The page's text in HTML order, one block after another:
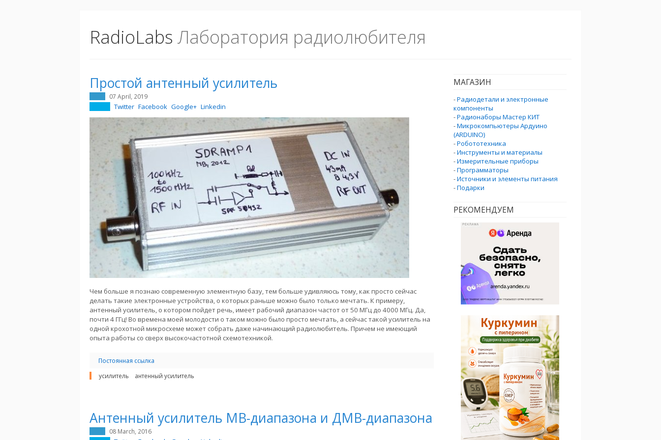
RadioLabs Лаборатория радиолюбителя
МАГАЗИН
-Радиодетали и электронные
компоненты
-Радионаборы Мастер КИТ
-Микрокомпьютеры Ардуино
(ARDUINO)
-Робототехника
-Инструменты и материалы
-Измерительные приборы
-Программаторы
-Источники и элементы питания
-Подарки
РЕКОМЕНДУЕМ
Простой антенный усилитель
07 April, 2019
Twitter Facebook Google+ Linkedin
Чем больше я познаю современную элементную базу, тем больше удивляюсь тому, как просто сейчас
делать такие электронные устройства, о которых раньше можно было только мечтать. К примеру,
антенный усилитель, о котором пойдет речь, имеет рабочий диапазон частот от 50 МГц до 4000 МГц. Да,
почти 4 ГГц! Во времена моей молодости о таком можно было просто мечтать, а сейчас такой усилитель на
одной крохотной микросхеме может собрать даже начинающий радиолюбитель. Причем не имеющий
опыта работы со сверх высокочастотной схемотехникой.
Постоянная ссылка
усилитель
антенный усилитель
Антенный усилитель МВ-диапазона и ДМВ-диапазона
08 March, 2016